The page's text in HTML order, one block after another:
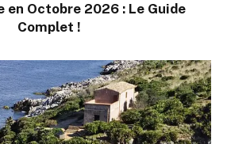
en Octobre 2026 : Le Guide
Complet !